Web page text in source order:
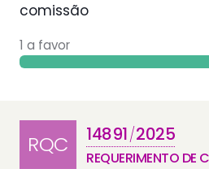
comissão
1 a favor
RQC 14891/2025
REQUERIMENTO DE